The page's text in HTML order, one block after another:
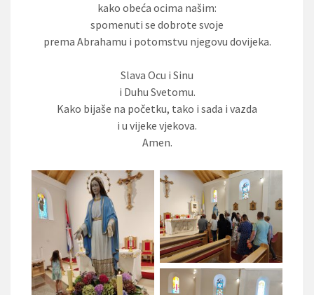
kako obeća ocima našim:
spomenuti se dobrote svoje
prema Abrahamu i potomstvu njegovu dovijeka.
Slava Ocu i Sinu
i Duhu Svetomu.
Kako bijaše na početku, tako i sada i vazda
i u vijeke vjekova.
Amen.